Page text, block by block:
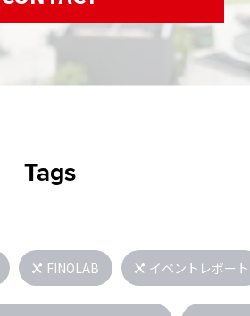
Tags
FINOLAB イベントレポート